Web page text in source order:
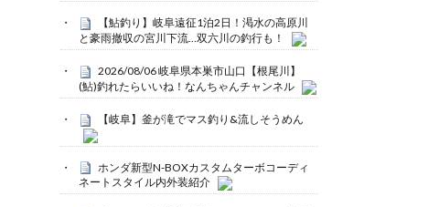
【鮎釣り】岐阜遠征1泊2日！渇水の高原川
と豪雨撤収の宮川下流…双六川の釣行も！
2026/08/06 岐阜県本巣市山口【根尾川】
(鮎)釣れたらいいね！なんちゃんチャンネル
【岐阜】釜が滝でマス釣り&流しそうめん
ホンダ新型N-BOXカスタムターボコーディ
ネートスタイル内外装紹介